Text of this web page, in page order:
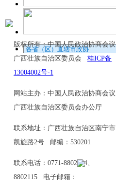
版权所有：中国人民政治协商会议
广西壮族自治区委员会 桂ICP备
13004002号-1
网站主办：中国人民政治协商会议
广西壮族自治区委员会办公厅
联系地址：广西壮族自治区南宁市
凯旋路2号 邮编：530201
联系电话：0771-8802114、
8802115 电子邮箱：